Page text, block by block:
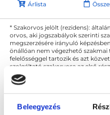
Beleegyezés
Árlista
* Szakorvos jelölt (rezidens):
orvos, aki jogszabályok szerinti
megszerzésére irányuló
önállóan nem végezhető szakmai
felelősséggel tartozik és azt
szolgáltató szakorvosa az első
szakorvosjelölt önállóan láthat el
felelősségét kizárja esetleges